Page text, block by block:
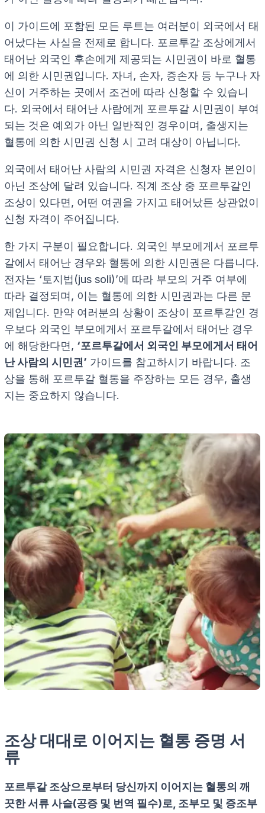
이 가이드에 포함된 모든 루트는 여러분이 외국에서 태
어났다는 사실을 전제로 합니다. 포르투갈 조상에게서
태어난 외국인 후손에게 제공되는 시민권이 바로 혈통
에 의한 시민권입니다. 자녀, 손자, 증손자 등 누구나 자
신이 거주하는 곳에서 조건에 따라 신청할 수 있습니
다. 외국에서 태어난 사람에게 포르투갈 시민권이 부여
되는 것은 예외가 아닌 일반적인 경우이며, 출생지는
혈통에 의한 시민권 신청 시 고려 대상이 아닙니다.
외국에서 태어난 사람의 시민권 자격은 신청자 본인이
아닌 조상에 달려 있습니다. 직계 조상 중 포르투갈인
조상이 있다면, 어떤 여권을 가지고 태어났든 상관없이
신청 자격이 주어집니다.
한 가지 구분이 필요합니다. 외국인 부모에게서 포르투
갈에서 태어난 경우와 혈통에 의한 시민권은 다릅니다.
전자는 ‘토지법(jus soli)’에 따라 부모의 거주 여부에
따라 결정되며, 이는 혈통에 의한 시민권과는 다른 문
제입니다. 만약 여러분의 상황이 조상이 포르투갈인 경
우보다 외국인 부모에게서 포르투갈에서 태어난 경우
에 해당한다면, ‘포르투갈에서 외국인 부모에게서 태어
난 사람의 시민권’ 가이드를 참고하시기 바랍니다. 조
상을 통해 포르투갈 혈통을 주장하는 모든 경우, 출생
지는 중요하지 않습니다.
조상 대대로 이어지는 혈통 증명 서
류
포르투갈 조상으로부터 당신까지 이어지는 혈통의 깨
끗한 서류 사슬(공증 및 번역 필수)로, 조부모 및 증조부